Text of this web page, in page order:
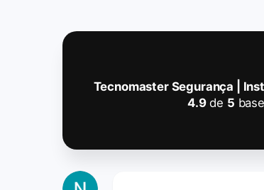
Tecnomaster Segurança |
4.9de 5